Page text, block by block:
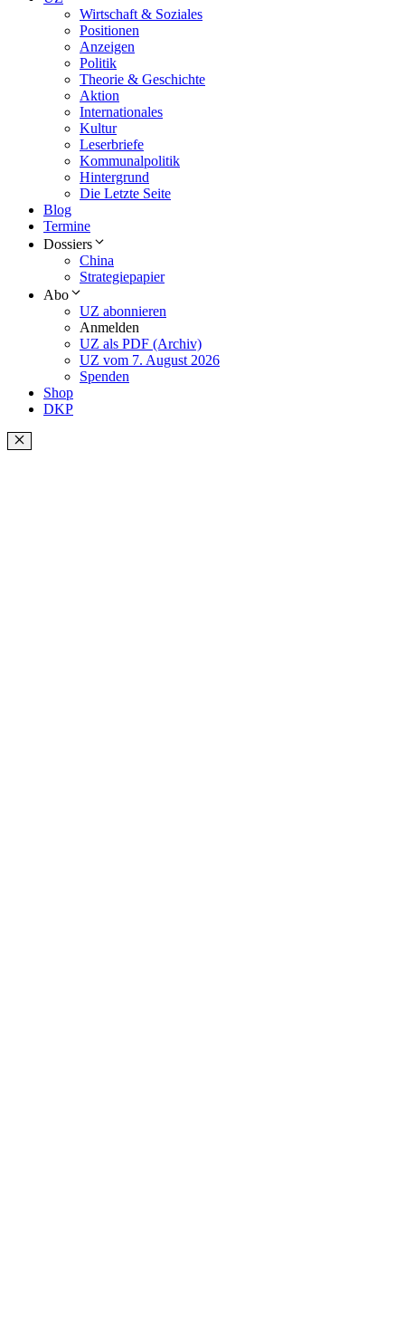
Wirtschaft & Soziales
Positionen
Anzeigen
Politik
Theorie & Geschichte
Aktion
Internationales
Kultur
Leserbriefe
Kommunalpolitik
Hintergrund
Die Letzte Seite
Blog
Termine
Dossiers
China
Strategiepapier
Abo
UZ abonnieren
Anmelden
UZ als PDF (Archiv)
UZ vom 7. August 2026
Spenden
Shop
DKP
Schließen